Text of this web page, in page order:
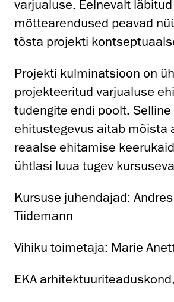
varjualuse. Eelnevalt
mõttearendused peavad
tõsta projekti
Projekti kulminatsioon on
projekteeritud varjualuse
tudengite endi poolt.
ehitustegevus aitab mõista
reaalse ehitamise
ühtlasi luua tugev
Kursuse juhendajad: Andres
Tiidemann
Vihiku toimetaja: Marie
EKA